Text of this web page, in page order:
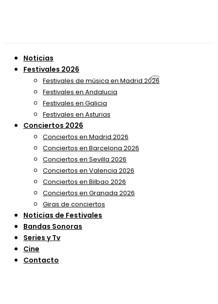
Noticias
Festivales 2026
Festivales de música en Madrid 2026
Festivales en Andalucia
Festivales en Galicia
Festivales en Asturias
Conciertos 2026
Conciertos en Madrid 2026
Conciertos en Barcelona 2026
Conciertos en Sevilla 2026
Conciertos en Valencia 2026
Conciertos en Bilbao 2026
Conciertos en Granada 2026
Giras de conciertos
Noticias de Festivales
Bandas Sonoras
Series y Tv
Cine
Contacto